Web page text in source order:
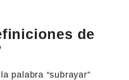
de
palabra “subrayar”